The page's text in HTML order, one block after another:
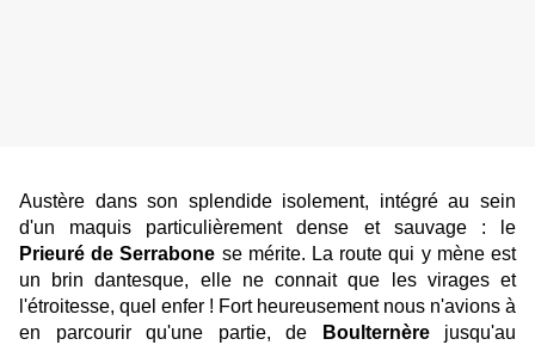
Austère dans son splendide isolement, intégré au sein
d'un maquis particulièrement dense et sauvage : le
Prieuré de Serrabone se mérite. La route qui y mène est
un brin dantesque, elle ne connait que les virages et
l'étroitesse, quel enfer ! Fort heureusement nous n'avions à
en parcourir qu'une partie, de
Boulternèrejusqu'au